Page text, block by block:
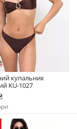
купальник
KU-1027